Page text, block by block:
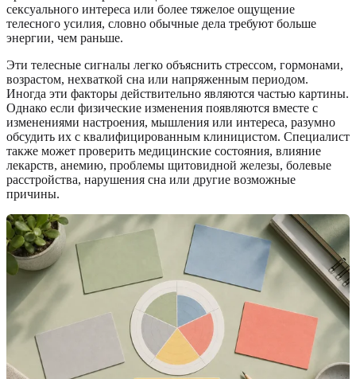
сексуального интереса или более тяжелое ощущение
телесного усилия, словно обычные дела требуют больше
энергии, чем раньше.
Эти телесные сигналы легко объяснить стрессом, гормонами,
возрастом, нехваткой сна или напряженным периодом.
Иногда эти факторы действительно являются частью картины.
Однако если физические изменения появляются вместе с
изменениями настроения, мышления или интереса, разумно
обсудить их с квалифицированным клиницистом. Специалист
также может проверить медицинские состояния, влияние
лекарств, анемию, проблемы щитовидной железы, болевые
расстройства, нарушения сна или другие возможные
причины.